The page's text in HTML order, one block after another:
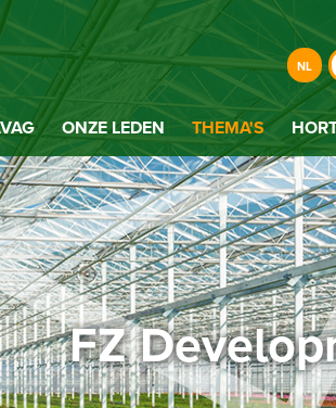
NL
ONZE LEDEN THEMA'S
FZ